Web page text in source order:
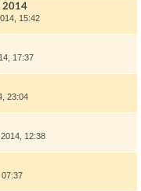
2014
15:42
17:37
23:04
12:38
07:37